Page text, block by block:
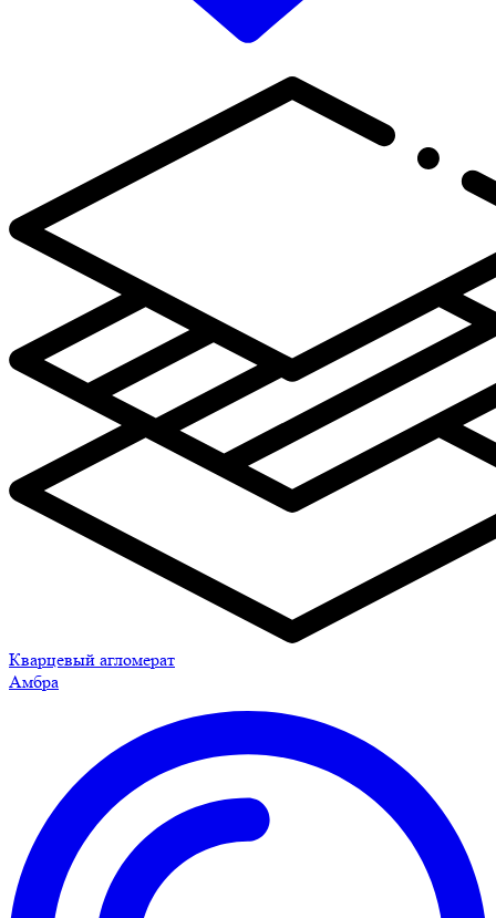
Кварцевый агломерат
Амбра